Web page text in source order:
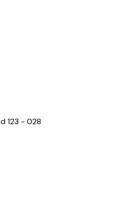
123 - 028